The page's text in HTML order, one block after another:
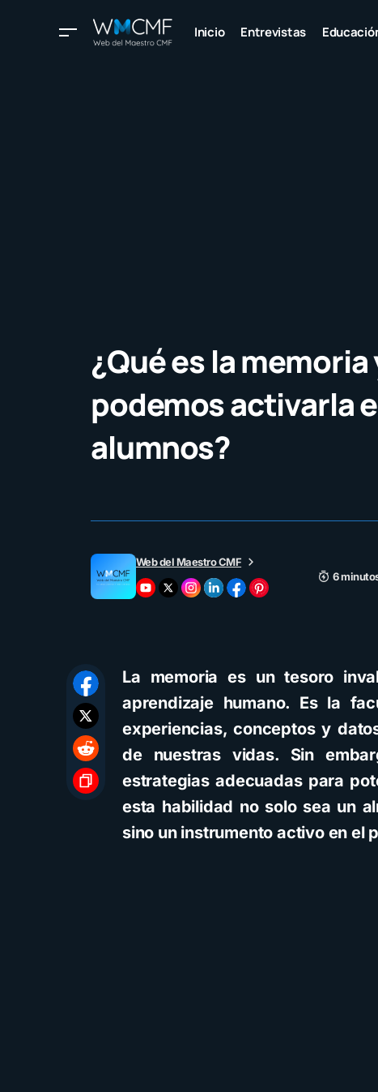
Inicio Entrevistas
¿Qué es la
podemos activarla
alumnos?
Web del Maestro CMF
6
La memoria es un tesoro
aprendizaje humano. Es la
experiencias, conceptos y
de nuestras vidas. Sin
estrategias adecuadas para
esta habilidad no solo sea un
sino un instrumento activo en el